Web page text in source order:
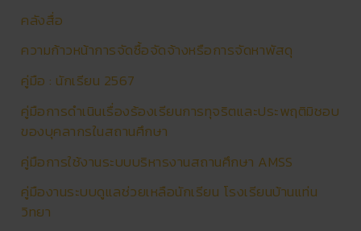
คลังสื่อ
ความก้าวหน้าการจัดซื้อจัดจ้างหรือการจัดหาพัสดุ
คู่มือ : นักเรียน 2567
คู่มือการดําเนินเรื่องร้องเรียนการทุจริตและประพฤติมิชอบ
ของบุคลากรในสถานศึกษา
คู่มือการใช้งานระบบบริหารงานสถานศึกษา AMSS
คู่มืองานระบบดูแลช่วยเหลือนักเรียน โรงเรียนบ้านแท่น
วิทยา